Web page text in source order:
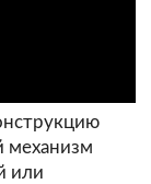
механизм
или